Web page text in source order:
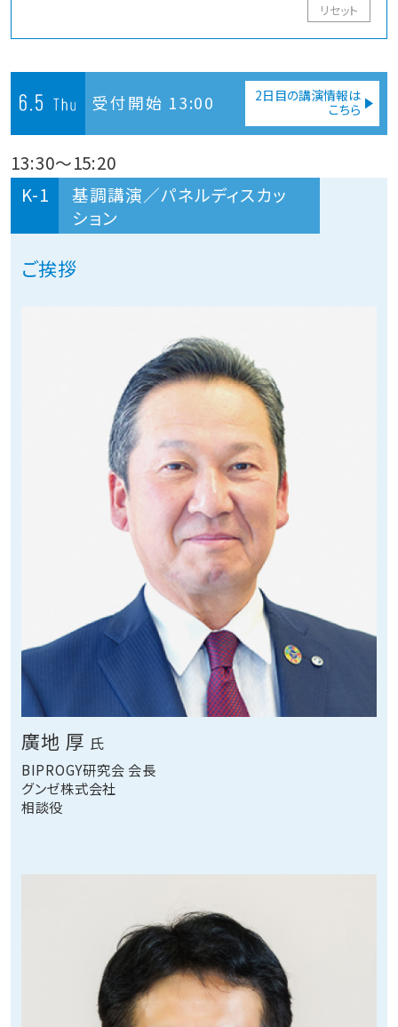
リセット
受付開始 13:00
2日目の講演情報は
こちら
13:30～15:20
K-1
基調講演／パネルディスカッ
ション
ご挨拶
廣地 厚 氏
BIPROGY研究会 会長
グンゼ株式会社
相談役